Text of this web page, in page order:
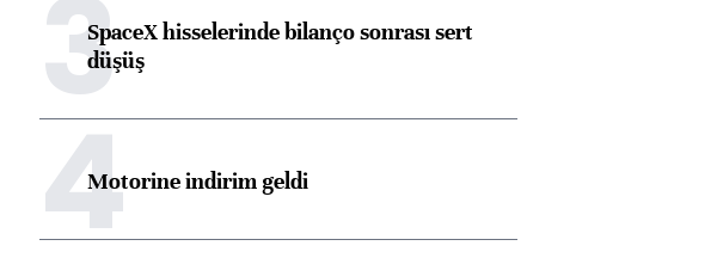
3SpaceX hisselerinde bilanço sonrası sert
düşüş
4Motorine indirim geldi